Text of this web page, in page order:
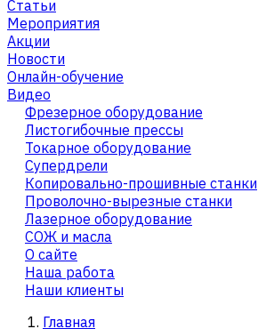
Статьи
Мероприятия
Акции
Новости
Онлайн-обучение
Видео
Фрезерное оборудование
Листогибочные прессы
Токарное оборудование
Cупердрели
Копировально-прошивные станки
Проволочно-вырезные станки
Лазерное оборудование
СОЖ и масла
О сайте
Наша работа
Наши клиенты
Главная